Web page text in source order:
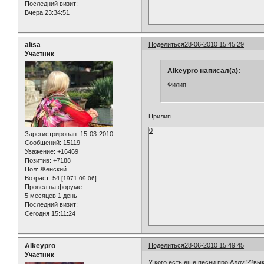
Последний визит:
Вчера 23:34:51
Поделиться28-06-2010 15:45:29
alisa
Участник
Зарегистрирован: 15-03-2010
Сообщений: 15119
Уважение: +16469
Позитив: +7188
Пол: Женский
Возраст: 54 [1971-09-06]
Провел на форуме:
5 месяцев 1 день
Последний визит:
Сегодня 15:11:24
Alkeypro написал(а):
Филип
Прилип
0
Поделиться28-06-2010 15:49:45
Alkeypro
Участник
У кого есть ещё песни про Аллу